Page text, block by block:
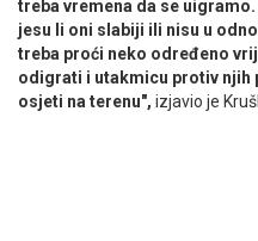
treba vremena da se
jesu li oni slabiji ili nisu u
treba proći neko određeno
odigrati i utakmicu protiv njih
osjeti na terenu", izjavio je